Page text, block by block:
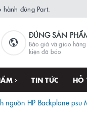
đúng Part.
ĐÚNG SẢN
Báo giá và giao
kiện đã báo
TIN TỨC HỖ
nguồn HP Backplane